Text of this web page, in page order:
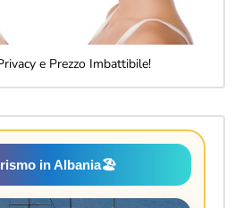
e Prezzo Imbattibile!
in Albania🏖️